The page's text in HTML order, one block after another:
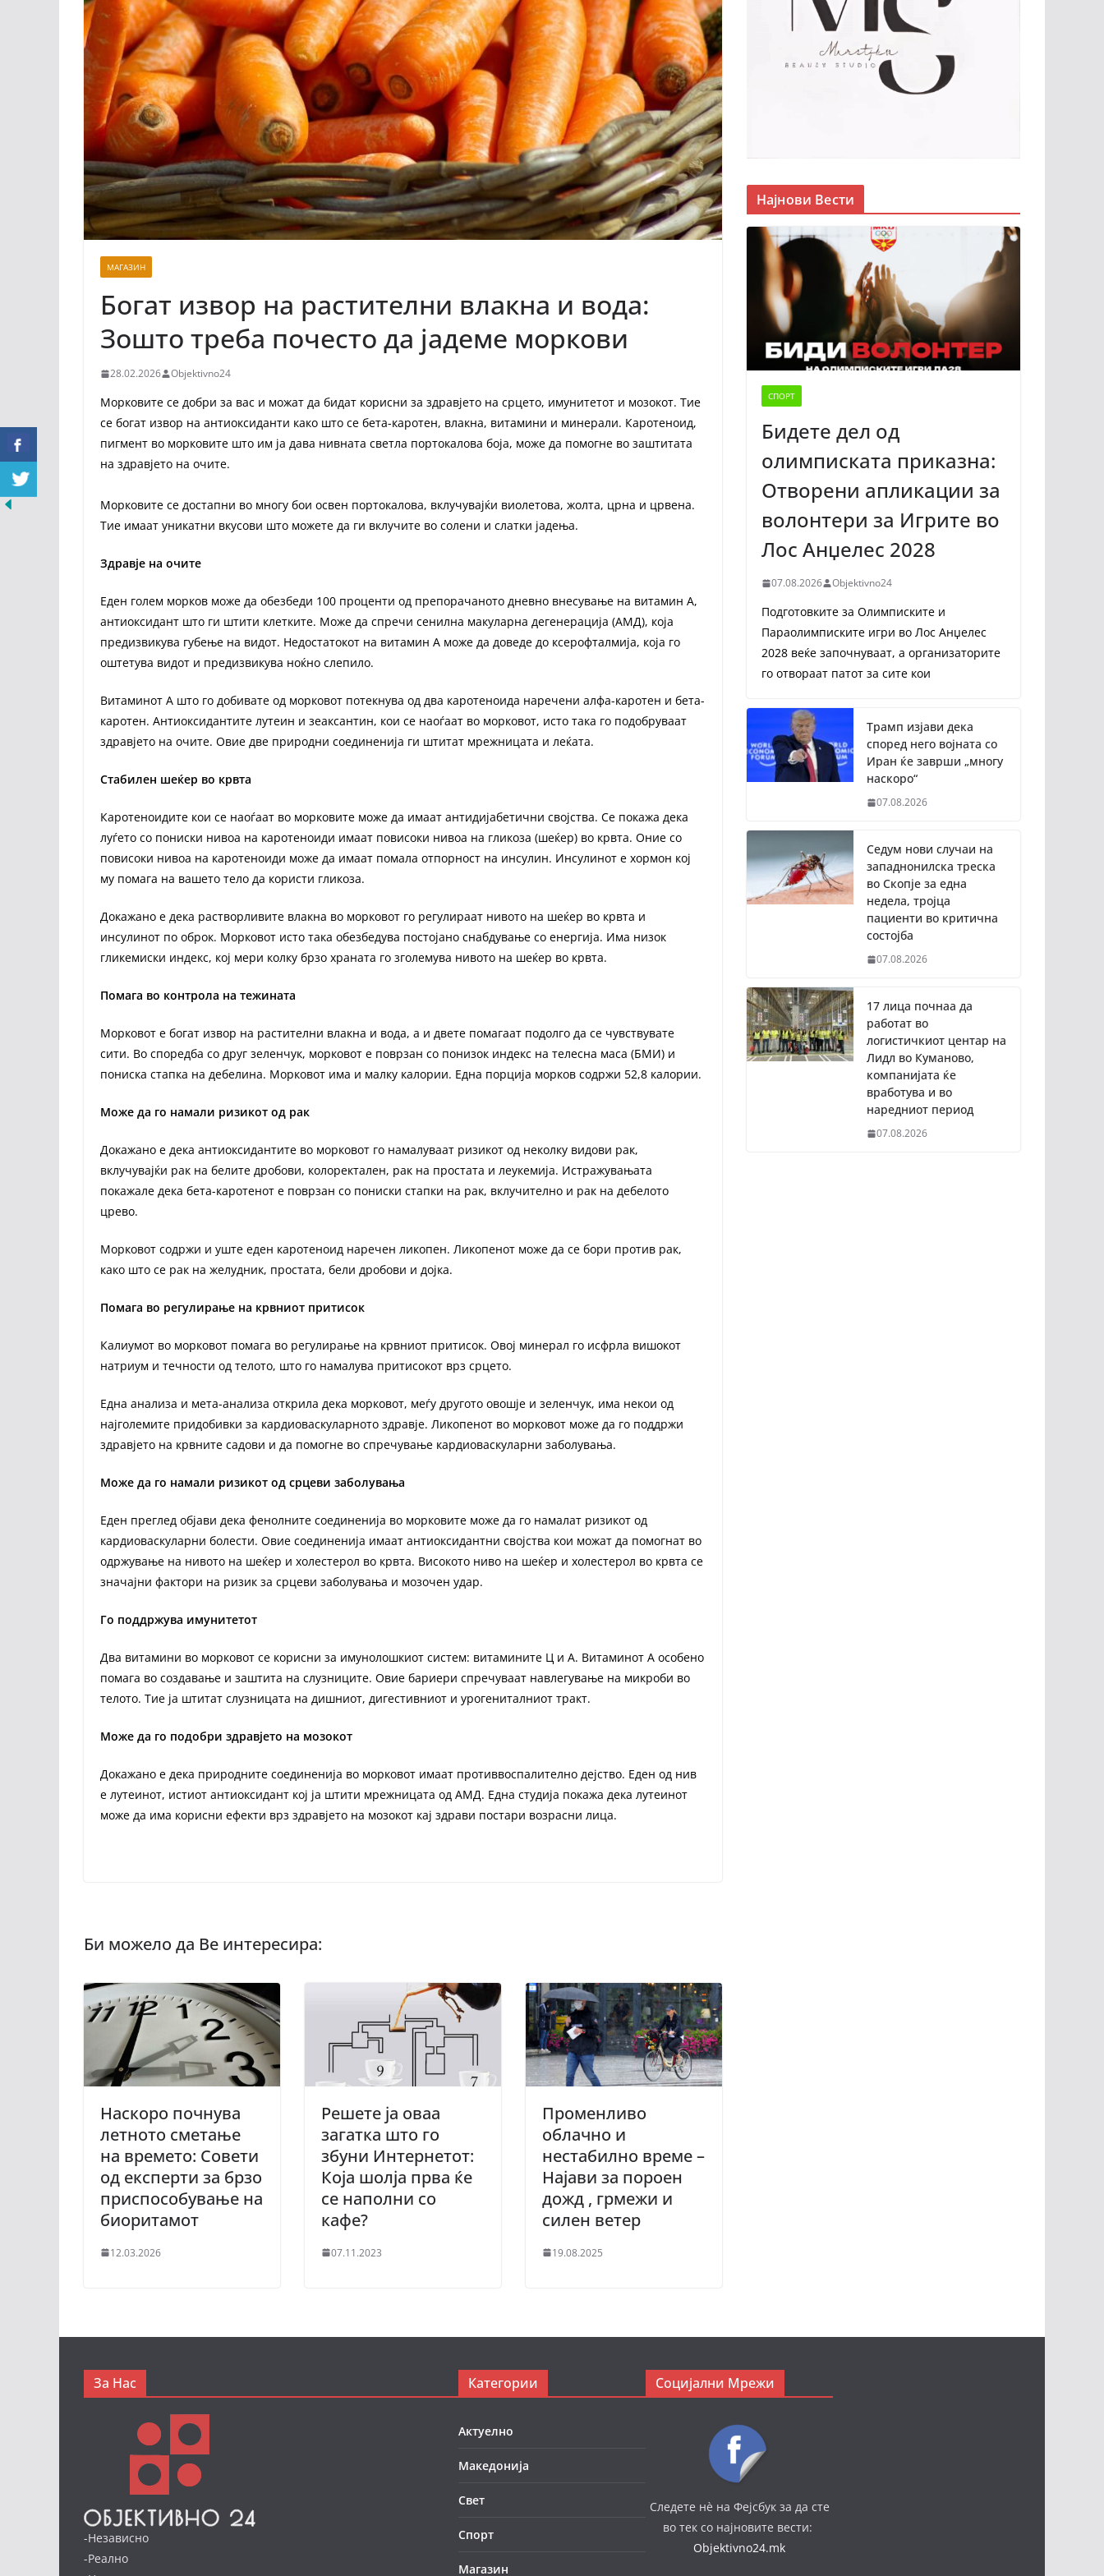
МАГАЗИН
Богат извор на растителни влакна и вода:
Зошто треба почесто да јадеме моркови
28.02.2026 Objektivno24
Морковите се добри за вас и можат да бидат корисни за здравјето на срцето, имунитетот и мозокот. Тие
се богат извор на антиоксиданти како што се бета-каротен, влакна, витамини и минерали. Каротеноид,
пигмент во морковите што им ја дава нивната светла портокалова боја, може да помогне во заштитата
на здравјето на очите.
Морковите се достапни во многу бои освен портокалова, вклучувајќи виолетова, жолта, црна и црвена.
Тие имаат уникатни вкусови што можете да ги вклучите во солени и слатки јадења.
Здравје на очите
Еден голем морков може да обезбеди 100 проценти од препорачаното дневно внесување на витамин А,
антиоксидант што ги штити клетките. Може да спречи сенилна макуларна дегенерација (АМД), која
предизвикува губење на видот. Недостатокот на витамин А може да доведе до ксерофталмија, која го
оштетува видот и предизвикува ноќно слепило.
Витаминот А што го добивате од морковот потекнува од два каротеноида наречени алфа-каротен и бета-
каротен. Антиоксидантите лутеин и зеаксантин, кои се наоѓаат во морковот, исто така го подобруваат
здравјето на очите. Овие двe природни соединенија ги штитат мрежницата и леќата.
Стабилен шеќер во крвта
Каротеноидите кои се наоѓаат во морковите може да имаат антидијабетични својства. Се покажа дека
луѓето со пониски нивоа на каротеноиди имаат повисоки нивоа на гликоза (шеќер) во крвта. Оние со
повисоки нивоа на каротеноиди може да имаат помала отпорност на инсулин. Инсулинот е хормон кој
му помага на вашето тело да користи гликоза.
Докажано е дека растворливите влакна во морковот го регулираат нивото на шеќер во крвта и
инсулинот по оброк. Морковот исто така обезбедува постојано снабдување со енергија. Има низок
гликемиски индекс, кој мери колку брзо храната го зголемува нивото на шеќер во крвта.
Помага во контрола на тежината
Морковот е богат извор на растителни влакна и вода, а и двете помагаат подолго да се чувствувате
сити. Во споредба со друг зеленчук, морковот е поврзан со понизок индекс на телесна маса (БМИ) и
пониска стапка на дебелина. Морковот има и малку калории. Една порција морков содржи 52,8 калории.
Може да го намали ризикот од рак
Докажано е дека антиоксидантите во морковот го намалуваат ризикот од неколку видови рак,
вклучувајќи рак на белите дробови, колоректален, рак на простата и леукемија. Истражувањата
покажале дека бета-каротенот е поврзан со пониски стапки на рак, вклучително и рак на дебелото
црево.
Морковот содржи и уште еден каротеноид наречен ликопен. Ликопенот може да се бори против рак,
како што се рак на желудник, простата, бели дробови и дојка.
Помага во регулирање на крвниот притисок
Калиумот во морковот помага во регулирање на крвниот притисок. Овој минерал го исфрла вишокот
натриум и течности од телото, што го намалува притисокот врз срцето.
Една анализа и мета-анализа открила дека морковот, меѓу другото овошје и зеленчук, има некои од
најголемите придобивки за кардиоваскуларното здравје. Ликопенот во морковот може да го поддржи
здравјето на крвните садови и да помогне во спречување кардиоваскуларни заболувања.
Може да го намали ризикот од срцеви заболувања
Еден преглед објави дека фенолните соединенија во морковите може да го намалат ризикот од
кардиоваскуларни болести. Овие соединенија имаат антиоксидантни својства кои можат да помогнат во
одржување на нивото на шеќер и холестерол во крвта. Високото ниво на шеќер и холестерол во крвта се
значајни фактори на ризик за срцеви заболувања и мозочен удар.
Го поддржува имунитетот
Два витамини во морковот се корисни за имунолошкиот систем: витамините Ц и А. Витаминот А особено
помага во создавање и заштита на слузниците. Овие бариери спречуваат навлегување на микроби во
телото. Тие ја штитат слузницата на дишниот, дигестивниот и урогениталниот тракт.
Може да го подобри здравјето на мозокот
Докажано е дека природните соединенија во морковот имаат противвоспалително дејство. Еден од нив
е лутеинот, истиот антиоксидант кој ја штити мрежницата од АМД. Една студија покажа дека лутеинот
може да има корисни ефекти врз здравјето на мозокот кај здрави постари возрасни лица.
Наскоро почнува
летното сметање
на времето: Совети
од експерти за брзо
приспособување на
биоритамот
12.03.2026
Решете ја оваа
загатка што го
збуни Интернетот:
Која шолја прва ќе
се наполни со
кафе?
07.11.2023
Променливо
облачно и
нестабилно време –
Најави за пороен
дожд , грмежи и
силен ветер
19.08.2025
Најнови Вести
СПОРТ
Бидете дел од
олимписката приказна:
Отворени апликации за
волонтери за Игрите во
Лос Анџелес 2028
07.08.2026 Objektivno24
Подготовките за Олимписките и
Параолимписките игри во Лос Анџелес
2028 веќе започнуваат, а организаторите
го отвораат патот за сите кои
Трамп изјави дека
според него војната со
Иран ќе заврши „многу
наскоро“
07.08.2026
Седум нови случаи на
западнонилска треска
во Скопје за една
недела, тројца
пациенти во критична
состојба
07.08.2026
17 лица почнаа да
работат во
логистичкиот центар на
Лидл во Куманово,
компанијата ќе
вработува и во
наредниот период
07.08.2026
За Нас
-Независно
-Реално
Категории
Актуелно
Македонија
Свет
Спорт
Магазин
Социјални Мрежи
Следете нè на Фејсбук за да сте
во тек со најновите вести:
Objektivno24.mk